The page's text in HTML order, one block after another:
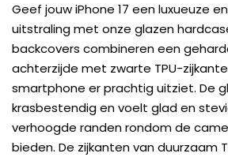
Geef jouw iPhone 17 een luxueuze
uitstraling met onze glazen
backcovers combineren een
achterzijde met zwarte TPU-
smartphone er prachtig uitziet. De
krasbestendig en voelt glad en
verhoogde randen rondom de
bieden. De zijkanten van duurzaam